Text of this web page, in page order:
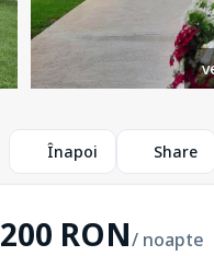
Înapoi Share
200 RON/ noapte